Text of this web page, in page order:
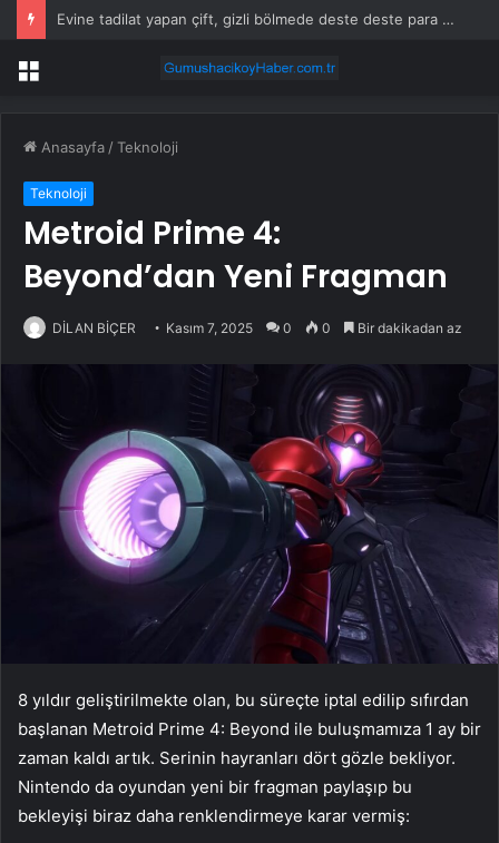
Evine tadilat yapan çift, gizli bölmede deste deste para buldu
Menü
Anasayfa /Teknoloji
Teknoloji
Metroid Prime 4:
Beyond’dan Yeni Fragman
DİLAN BİÇER Kasım 7, 2025 0 0 Bir dakikadan az
8 yıldır geliştirilmekte olan, bu süreçte iptal edilip sıfırdan
başlanan Metroid Prime 4: Beyond ile buluşmamıza 1 ay bir
zaman kaldı artık. Serinin hayranları dört gözle bekliyor.
Nintendo da oyundan yeni bir fragman paylaşıp bu
bekleyişi biraz daha renklendirmeye karar vermiş: